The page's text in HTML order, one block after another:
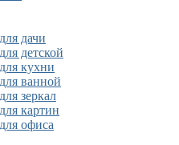
дачи
детской
кухни
ванной
зеркал
картин
офиса